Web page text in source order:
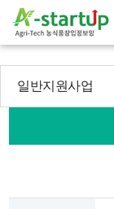
일반지원사업